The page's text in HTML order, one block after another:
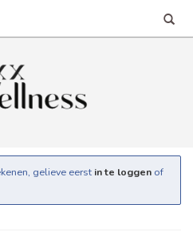
gelieve eerst in te loggen of